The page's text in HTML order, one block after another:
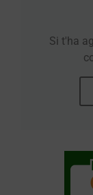
Si t'ha